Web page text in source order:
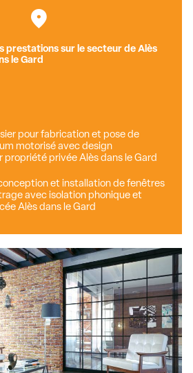
prestations sur le secteur de Alès
le Gard
pour fabrication et pose de
motorisé avec design
propriété privée Alès dans le Gard
et installation de fenêtres
avec isolation phonique et
Alès dans le Gard